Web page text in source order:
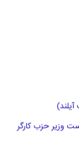
وزیر حزب کارگر